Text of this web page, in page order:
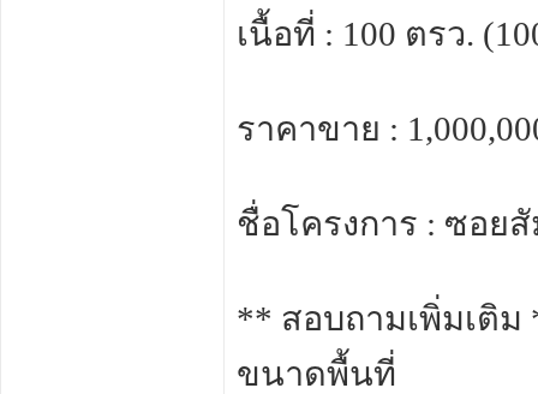
เนื้อที่ : 100 ตรว.
ราคาขาย :
ชื่อโครงการ : ซอย
** สอบถามเพิ่มเติม
ขนาดพื้นที่